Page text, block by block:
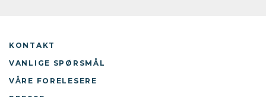
KONTAKT
VANLIGE SPØRSMÅL
VÅRE FORELESERE